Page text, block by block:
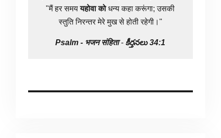
"मैं हर समययहोवा कोधन्य कहा करूंगा; उसकी
स्तुति निरन्तर मेरे मुख से होती रहेगी।"
Psalm - भजन संहिता- కీర్తనలు 34:1